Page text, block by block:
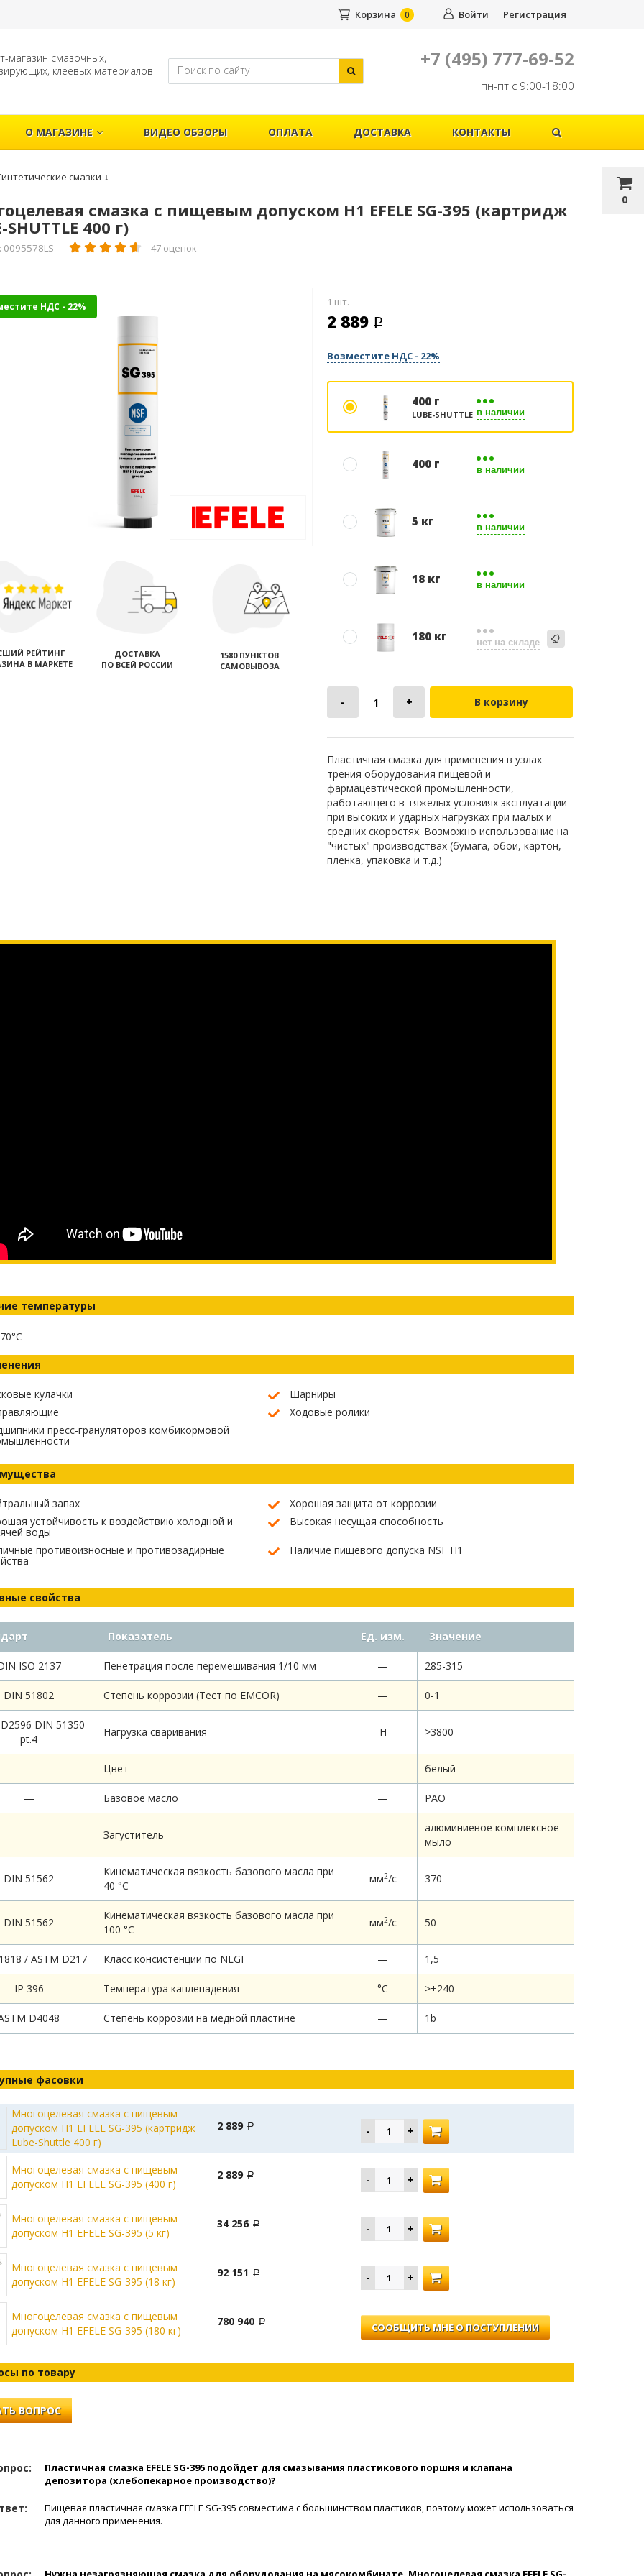
0
Войти Регистрация
Корзина 0
магазин смазочных,
клеевых материалов
+7 (495) 777-69-52
пн-пт с 9:00-18:00
О МАГАЗИНЕ ВИДЕО ОБЗОРЫ ОПЛАТА ДОСТАВКА КОНТАКТЫ
смазки ↓
смазка с пищевым допуском Н1 EFELE SG-395 (картридж
SHUTTLE 400 г)
0095578LS 47 оценок
НДС - 22%
РЕЙТИНГ
В МАРКЕТЕ
ДОСТАВКА
ПО ВСЕЙ РОССИИ
1580 ПУНКТОВ
САМОВЫВОЗА
1 шт.
2 889
Возместите НДС - 22%
400 г
LUBE-SHUTTLE в наличии
400 г в наличии
5 кг в наличии
18 кг в наличии
180 кг нет на складе
В корзину
Пластичная смазка для применения в узлах
трения оборудования пищевой и
фармацевтической промышленности,
работающего в тяжелых условиях эксплуатации
при высоких и ударных нагрузках при малых и
средних скоростях. Возможно использование на
"чистых" производствах (бумага, обои, картон,
пленка, упаковка и т.д.)
температуры
кулачки
Шарниры
Ходовые ролики
пресс-грануляторов комбикормовой
запах
Хорошая защита от коррозии
устойчивость к воздействию холодной и
воды
Высокая несущая способность
противоизносные и противозадирные Наличие пищевого допуска NSF H1
свойства
Показатель Ед. изм. Значение
ISO 2137 Пенетрация после перемешивания 1/10 мм — 285-315
DIN 51802 Степень коррозии (Тест по EMCOR) — 0-1
DIN 51350
pt.4
Нагрузка сваривания Н >3800
— Цвет — белый
— Базовое масло — РАО
— Загуститель —
алюминиевое комплексное
мыло
DIN 51562
Кинематическая вязкость базового масла при
40 °С
мм2/c 370
DIN 51562
Кинематическая вязкость базового масла при
100 °С
мм2/c 50
/ ASTM D217 Класс консистенции по NLGI — 1,5
IP 396 Температура каплепадения °C >+240
D4048 Степень коррозии на медной пластине — 1b
фасовки
Многоцелевая смазка с пищевым
допуском Н1 EFELE SG-395 (картридж
Lube-Shuttle 400 г)
2 889
Многоцелевая смазка с пищевым
допуском Н1 EFELE SG-395 (400 г)
2 889
Многоцелевая смазка с пищевым
допуском Н1 EFELE SG-395 (5 кг)
34 256
Многоцелевая смазка с пищевым
допуском Н1 EFELE SG-395 (18 кг)
92 151
Многоцелевая смазка с пищевым
допуском Н1 EFELE SG-395 (180 кг)
780 940 СООБЩИТЬ МНЕ О ПОСТУПЛЕНИИ
по товару
ВОПРОС
Пластичная смазка EFELE SG-395 подойдет для смазывания пластикового поршня и клапана
депозитора (хлебопекарное производство)?
Пищевая пластичная смазка EFELE SG-395 совместима с большинством пластиков, поэтому может использоваться
для данного применения.